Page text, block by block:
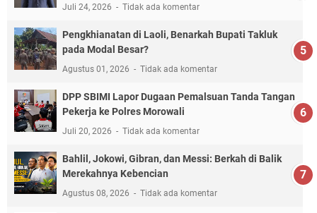
Juli 24, 2026 Tidak ada komentar
Pengkhianatan di Laoli, Benarkah Bupati Takluk
pada Modal Besar?
Agustus 01, 2026 Tidak ada komentar
DPP SBIMI Lapor Dugaan Pemalsuan Tanda Tangan
Pekerja ke Polres Morowali
Juli 20, 2026 Tidak ada komentar
Bahlil, Jokowi, Gibran, dan Messi: Berkah di Balik
Merekahnya Kebencian
Agustus 08, 2026 Tidak ada komentar